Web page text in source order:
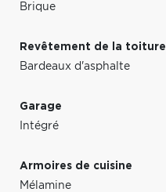
Brique
Revêtement de la toiture
Bardeaux d'asphalte
Garage
Intégré
Armoires de cuisine
Mélamine